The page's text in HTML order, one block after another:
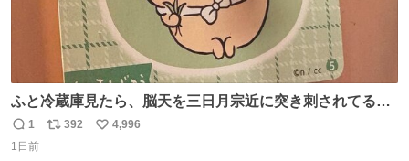
ふと冷蔵庫見たら、脳天を三日月宗近に突き刺されてるく
りまんじゅうパイセンが
返
信
1
リ
392
い
4,996
1日前